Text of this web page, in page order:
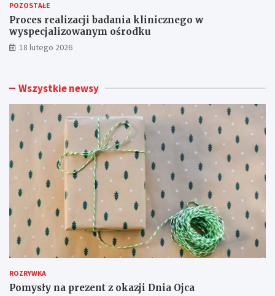
POZOSTAŁE
Proces realizacji badania klinicznego w
wyspecjalizowanym ośrodku
18 lutego 2026
Wszystkie newsy
ROZRYWKA
Pomysły na prezent z okazji Dnia Ojca